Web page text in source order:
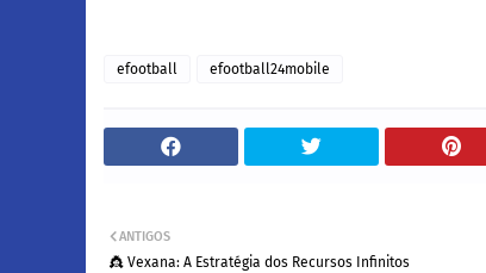
efootball efootball24mobile
ANTIGOS
👸 Vexana: A Estratégia dos Recursos Infinitos